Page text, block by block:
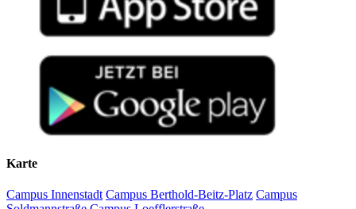
Karte
Campus Innenstadt Campus Berthold-Beitz-Platz Campus